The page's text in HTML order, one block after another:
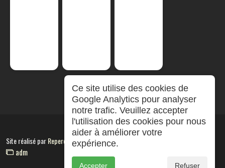
Site réalisé parRepereCom
adm
Ce site utilise des cookies de
Google Analytics pour analyser
notre trafic. Veuillez accepter
l'utilisation des cookies pour nous
aider à améliorer votre
expérience.
Accepter Refuser